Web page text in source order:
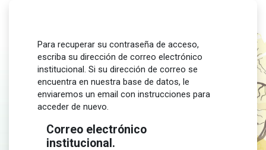
Para recuperar su contraseña de acceso,
escriba su dirección de correo electrónico
institucional. Si su dirección de correo se
encuentra en nuestra base de datos, le
enviaremos un email con instrucciones para
acceder de nuevo.
Correo electrónico institucional.
Correo electrónico
institucional.